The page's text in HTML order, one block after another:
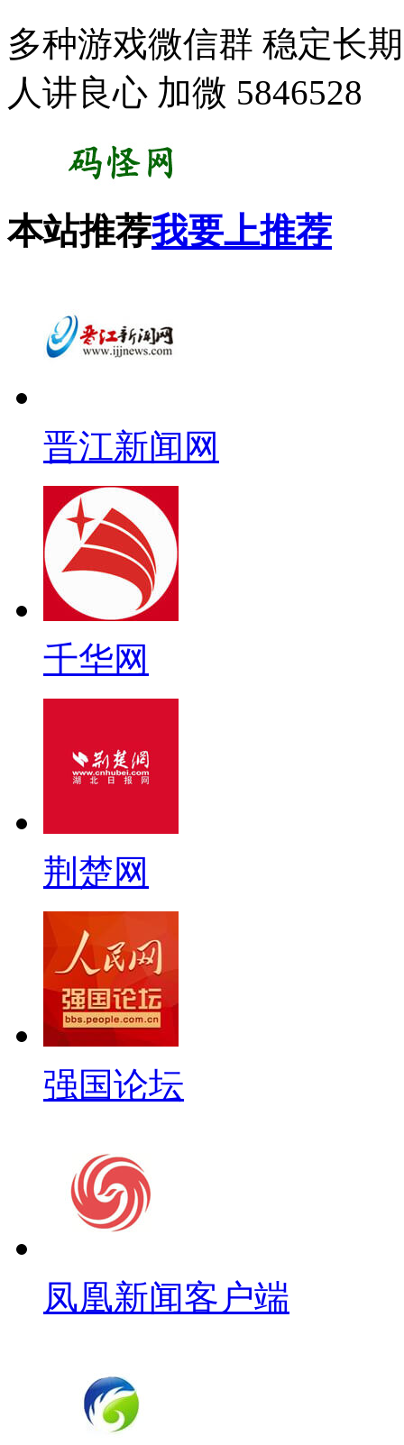
多种游戏微信群 稳定长
人讲良心 加微 5846528
本站推荐我要上推荐
晋江新闻网
千华网
荆楚网
强国论坛
凤凰新闻客户端